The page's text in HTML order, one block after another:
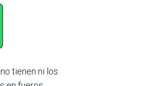
tienen ni los